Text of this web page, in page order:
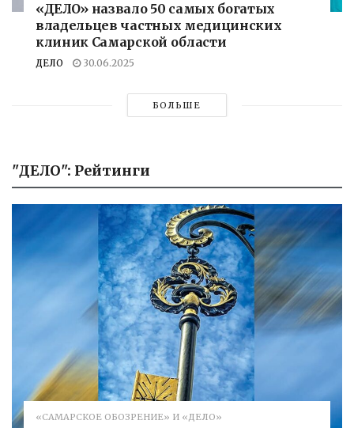
«ДЕЛО» назвало 50 самых богатых
владельцев частных медицинских
клиник Самарской области
ДЕЛО 30.06.2025
БОЛЬШЕ
"ДЕЛО": Рейтинги
«САМАРСКОЕ ОБОЗРЕНИЕ» И «ДЕЛО»